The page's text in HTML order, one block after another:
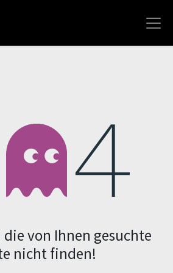
von Ihnen gesuchte
nicht finden!